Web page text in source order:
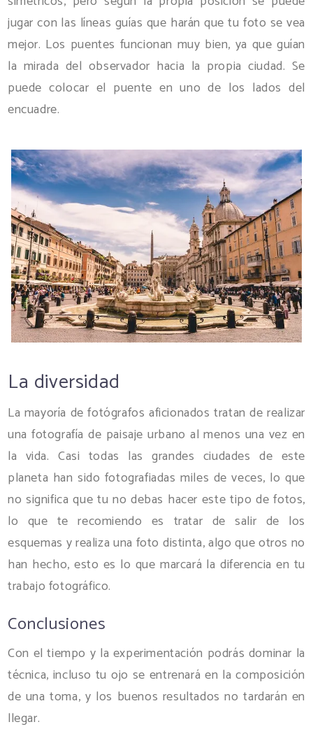
jugar con las líneas guías que harán que tu foto se vea
mejor. Los puentes funcionan muy bien, ya que guían
la mirada del observador hacia la propia ciudad. Se
puede colocar el puente en uno de los lados del
encuadre.
La diversidad
La mayoría de fotógrafos aficionados tratan de realizar
una fotografía de paisaje urbano al menos una vez en
la vida. Casi todas las grandes ciudades de este
planeta han sido fotografiadas miles de veces, lo que
no significa que tu no debas hacer este tipo de fotos,
lo que te recomiendo es tratar de salir de los
esquemas y realiza una foto distinta, algo que otros no
han hecho, esto es lo que marcará la diferencia en tu
trabajo fotográfico.
Conclusiones
Con el tiempo y la experimentación podrás dominar la
técnica, incluso tu ojo se entrenará en la composición
de una toma, y los buenos resultados no tardarán en
llegar.